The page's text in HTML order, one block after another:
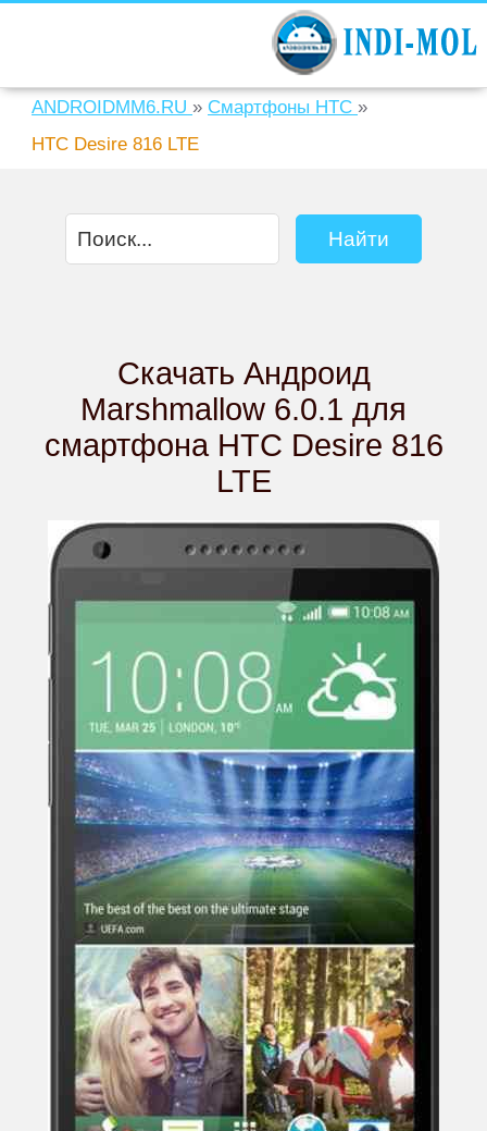
ANDROIDMM6.RU » Смартфоны HTC »
HTC Desire 816 LTE
Скачать Андроид
Marshmallow 6.0.1 для
смартфона HTC Desire 816
LTE